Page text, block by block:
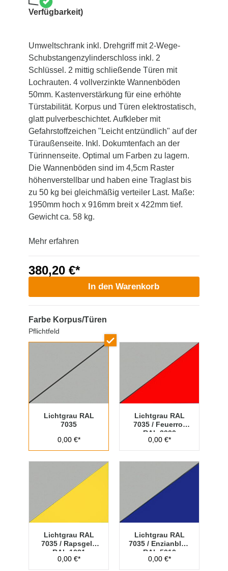
Verfügbarkeit)
Umweltschrank inkl. Drehgriff mit 2-Wege-
Schubstangenzylinderschloss inkl. 2
Schlüssel. 2 mittig schließende Türen mit
Lochrauten. 4 vollverzinkte Wannenböden
50mm. Kastenverstärkung für eine erhöhte
Türstabilität. Korpus und Türen elektrostatisch,
glatt pulverbeschichtet. Aufkleber mit
Gefahrstoffzeichen "Leicht entzündlich" auf der
Türaußenseite. Inkl. Dokumtenfach an der
Türinnenseite. Optimal um Farben zu lagern.
Die Wannenböden sind im 4,5cm Raster
höhenverstellbar und haben eine Traglast bis
zu 50 kg bei gleichmäßig verteiler Last. Maße:
1950mm hoch x 916mm breit x 422mm tief.
Gewicht ca. 58 kg.
Mehr erfahren
380,20 €*
In den Warenkorb
Farbe Korpus/Türen
Pflichtfeld
Lichtgrau RAL
7035
0,00 €*
Lichtgrau RAL
7035 / Feuerrot
RAL 3000
0,00 €*
Lichtgrau RAL
7035 / Rapsgelb
RAL 1021
0,00 €*
Lichtgrau RAL
7035 / Enzianblau
RAL 5010
0,00 €*